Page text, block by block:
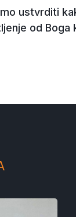
ustvrditi
od Boga